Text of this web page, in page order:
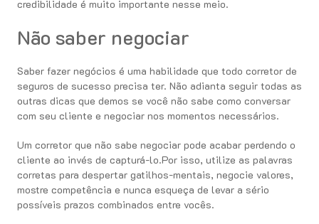
credibilidade é muito importante nesse meio.
Não saber negociar
Saber fazer negócios é uma habilidade que todo corretor de
seguros de sucesso precisa ter. Não adianta seguir todas as
outras dicas que demos se você não sabe como conversar
com seu cliente e negociar nos momentos necessários.
Um corretor que não sabe negociar pode acabar perdendo o
cliente ao invés de capturá-lo.Por isso, utilize as palavras
corretas para despertar gatilhos-mentais, negocie valores,
mostre competência e nunca esqueça de levar a sério
possíveis prazos combinados entre vocês.